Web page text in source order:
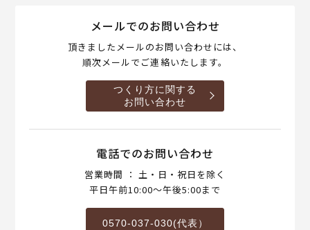
メールでのお問い合わせ
頂きましたメールのお問い合わせには、
順次メールでご連絡いたします。
つくり方に関する
お問い合わせ
電話でのお問い合わせ
営業時間 ： 土・日・祝日を除く
平日午前10:00～午後5:00まで
0570-037-030(代表）